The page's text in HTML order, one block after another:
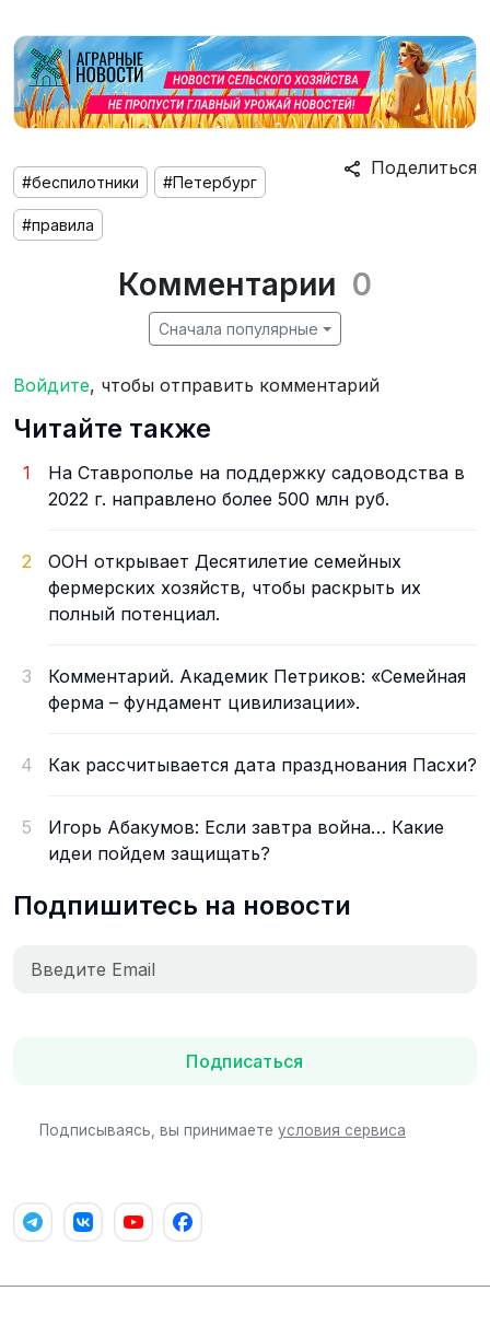
Поделиться
#беспилотники #Петербург
#правила
Комментарии 0
Сначала популярные
Войдите, чтобы отправить комментарий
Читайте также
1
На Ставрополье на поддержку садоводства в
2022 г. направлено более 500 млн руб.
2
ООН открывает Десятилетие семейных
фермерских хозяйств, чтобы раскрыть их
полный потенциал.
3
Комментарий. Академик Петриков: «Семейная
ферма – фундамент цивилизации».
4 Как рассчитывается дата празднования Пасхи?
5
Игорь Абакумов: Если завтра война… Какие
идеи пойдем защищать?
Подпишитесь на новости
Подписаться
Подписываясь, вы принимаете условия сервиса